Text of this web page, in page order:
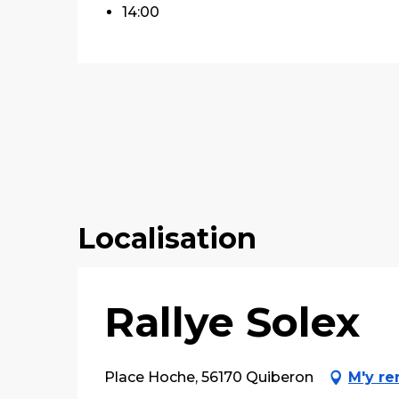
14:00
Localisation
Rallye Solex
Place Hoche, 56170 Quiberon M'y